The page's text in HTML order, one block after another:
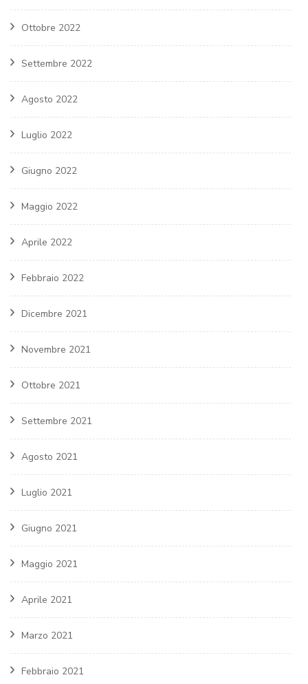
Ottobre 2022
Settembre 2022
Agosto 2022
Luglio 2022
Giugno 2022
Maggio 2022
Aprile 2022
Febbraio 2022
Dicembre 2021
Novembre 2021
Ottobre 2021
Settembre 2021
Agosto 2021
Luglio 2021
Giugno 2021
Maggio 2021
Aprile 2021
Marzo 2021
Febbraio 2021